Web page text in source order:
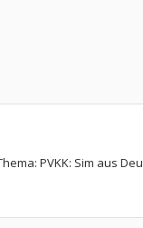
PVKK: Sim aus